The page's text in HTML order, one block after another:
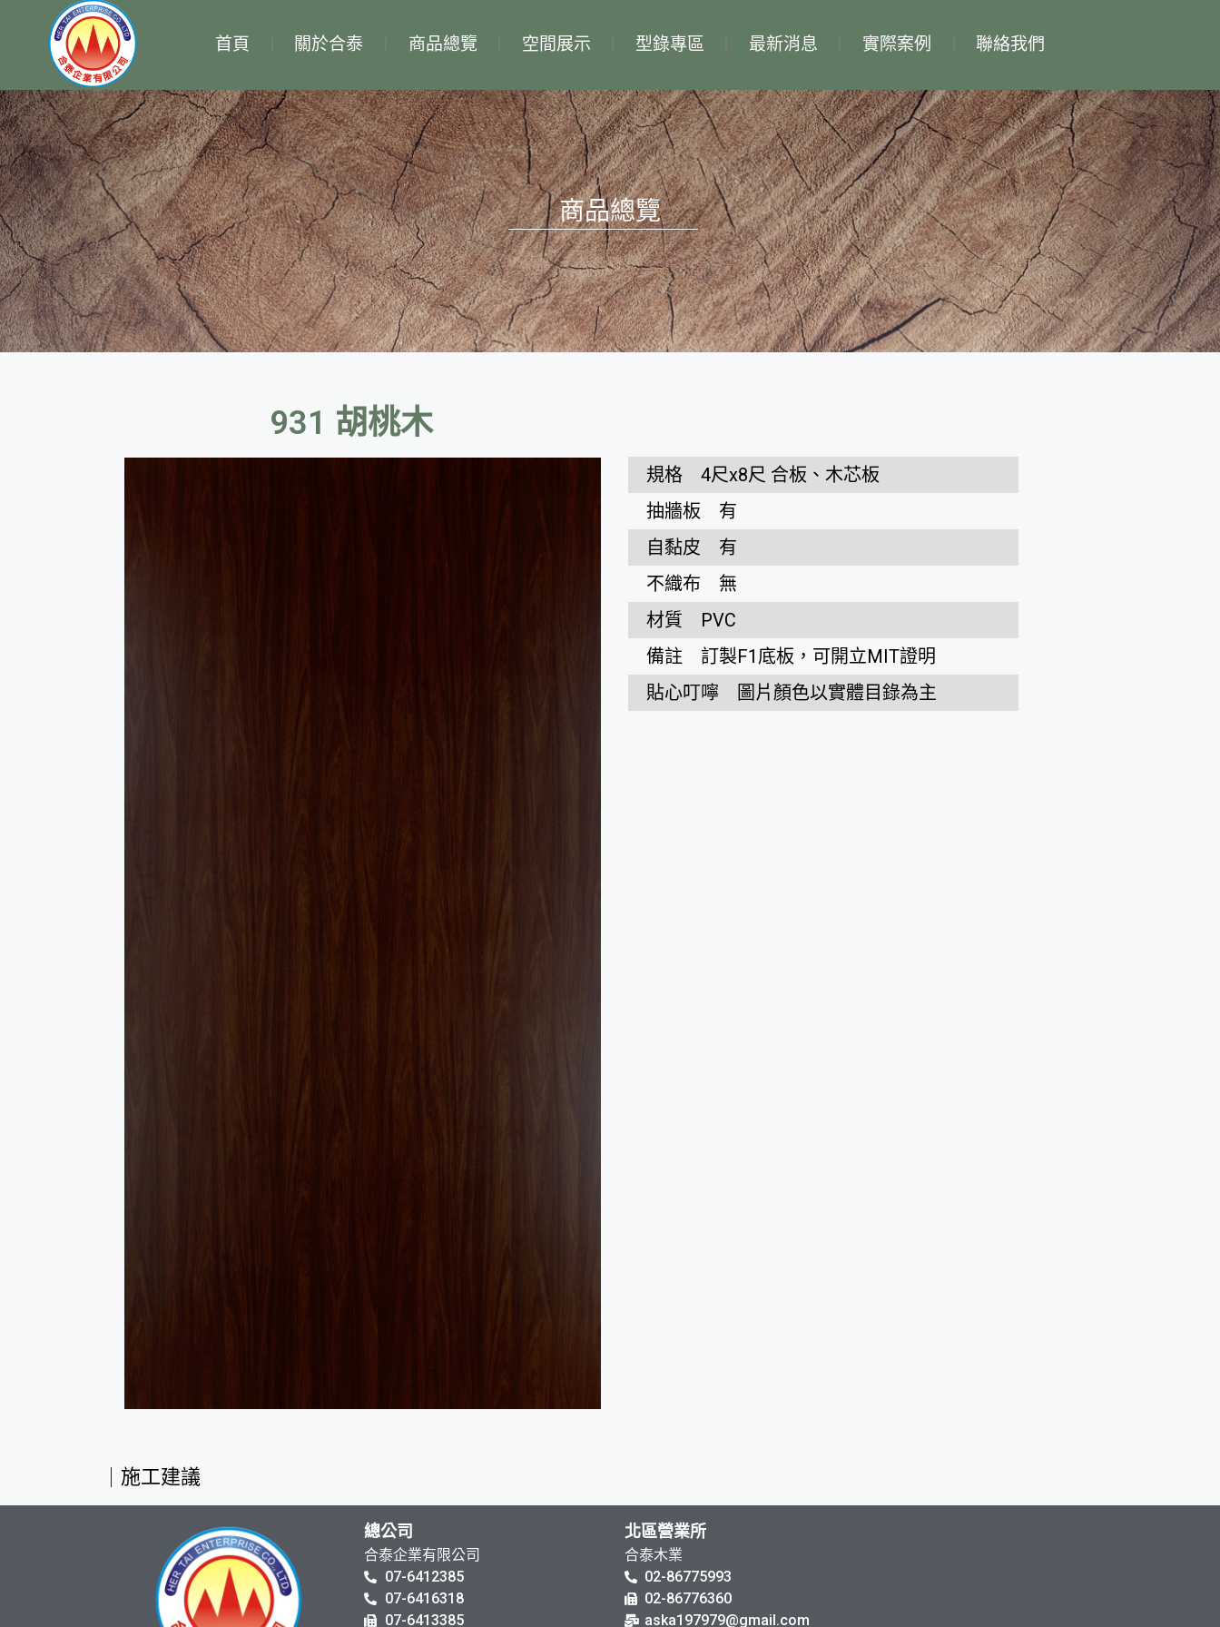
首頁 關於合泰 商品總覽 空間展示 型錄專區 最新消息 實際案例 聯絡我們
商品總覽
931 胡桃木
規格
4尺x8尺 合板、木芯板
抽牆板
有
自黏皮
有
不織布
無
材質
PVC
備註
訂製F1底板，可開立MIT證明
貼心叮嚀
圖片顏色以實體目錄為主
施工建議
總公司
合泰企業有限公司
07-6412385
07-6416318
07-6413385
北區營業所
合泰木業
02-86775993
02-86776360
aska197979@gmail.com